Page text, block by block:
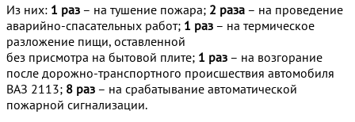
Из них: 1 раз – на тушение пожара; 2 раза – на проведение
аварийно-спасательных работ; 1 раз – на термическое
разложение пищи, оставленной
без присмотра на бытовой плите; 1 раз – на возгорание
после дорожно-транспортного происшествия автомобиля
ВАЗ 2113; 8 раз – на срабатывание автоматической
пожарной сигнализации.